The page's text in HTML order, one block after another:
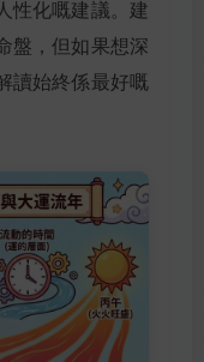
性化嘅建議。建
盤，但如果想深
讀始終係最好嘅